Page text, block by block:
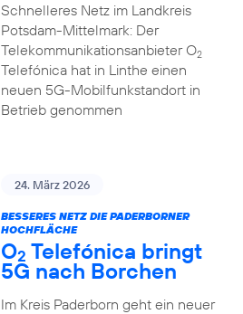
Schnelleres Netz im Landkreis
Potsdam-Mittelmark: Der
Telekommunikationsanbieter O2
Telefónica hat in Linthe einen
neuen 5G-Mobilfunkstandort in
Betrieb genommen
24. März 2026
BESSERES NETZ DIE PADERBORNER
HOCHFLÄCHE
O2 Telefónica bringt
5G nach Borchen
Im Kreis Paderborn geht ein neuer